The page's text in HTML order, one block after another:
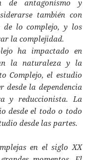
de antagonismo y
también con
de lo complejo, y los
la complejidad.
ha impactado en
la naturaleza y la
Complejo, el estudio
desde la dependencia
y reduccionista. La
desde el todo o todo
desde las partes.
en el siglo XX